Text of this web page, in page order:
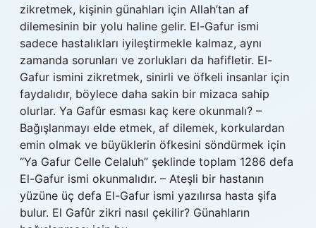
zikretmek, kişinin günahları için Allah’tan af
dilemesinin bir yolu haline gelir. El-Gafur ismi
sadece hastalıkları iyileştirmekle kalmaz, aynı
zamanda sorunları ve zorlukları da hafifletir. El-
Gafur ismini zikretmek, sinirli ve öfkeli insanlar için
faydalıdır, böylece daha sakin bir mizaca sahip
olurlar. Ya Gafûr esması kaç kere okunmalı? –
Bağışlanmayı elde etmek, af dilemek, korkulardan
emin olmak ve büyüklerin öfkesini söndürmek için
“Ya Gafur Celle Celaluh” şeklinde toplam 1286 defa
El-Gafur ismi okunmalıdır. – Ateşli bir hastanın
yüzüne üç defa El-Gafur ismi yazılırsa hasta şifa
bulur. El Gafûr zikri nasıl çekilir? Günahların